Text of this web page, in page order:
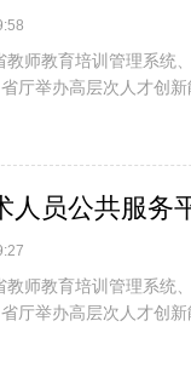
教师教育培训管理系统
厅举办高层次人才创新
教师教育培训管理系统
厅举办高层次人才创新